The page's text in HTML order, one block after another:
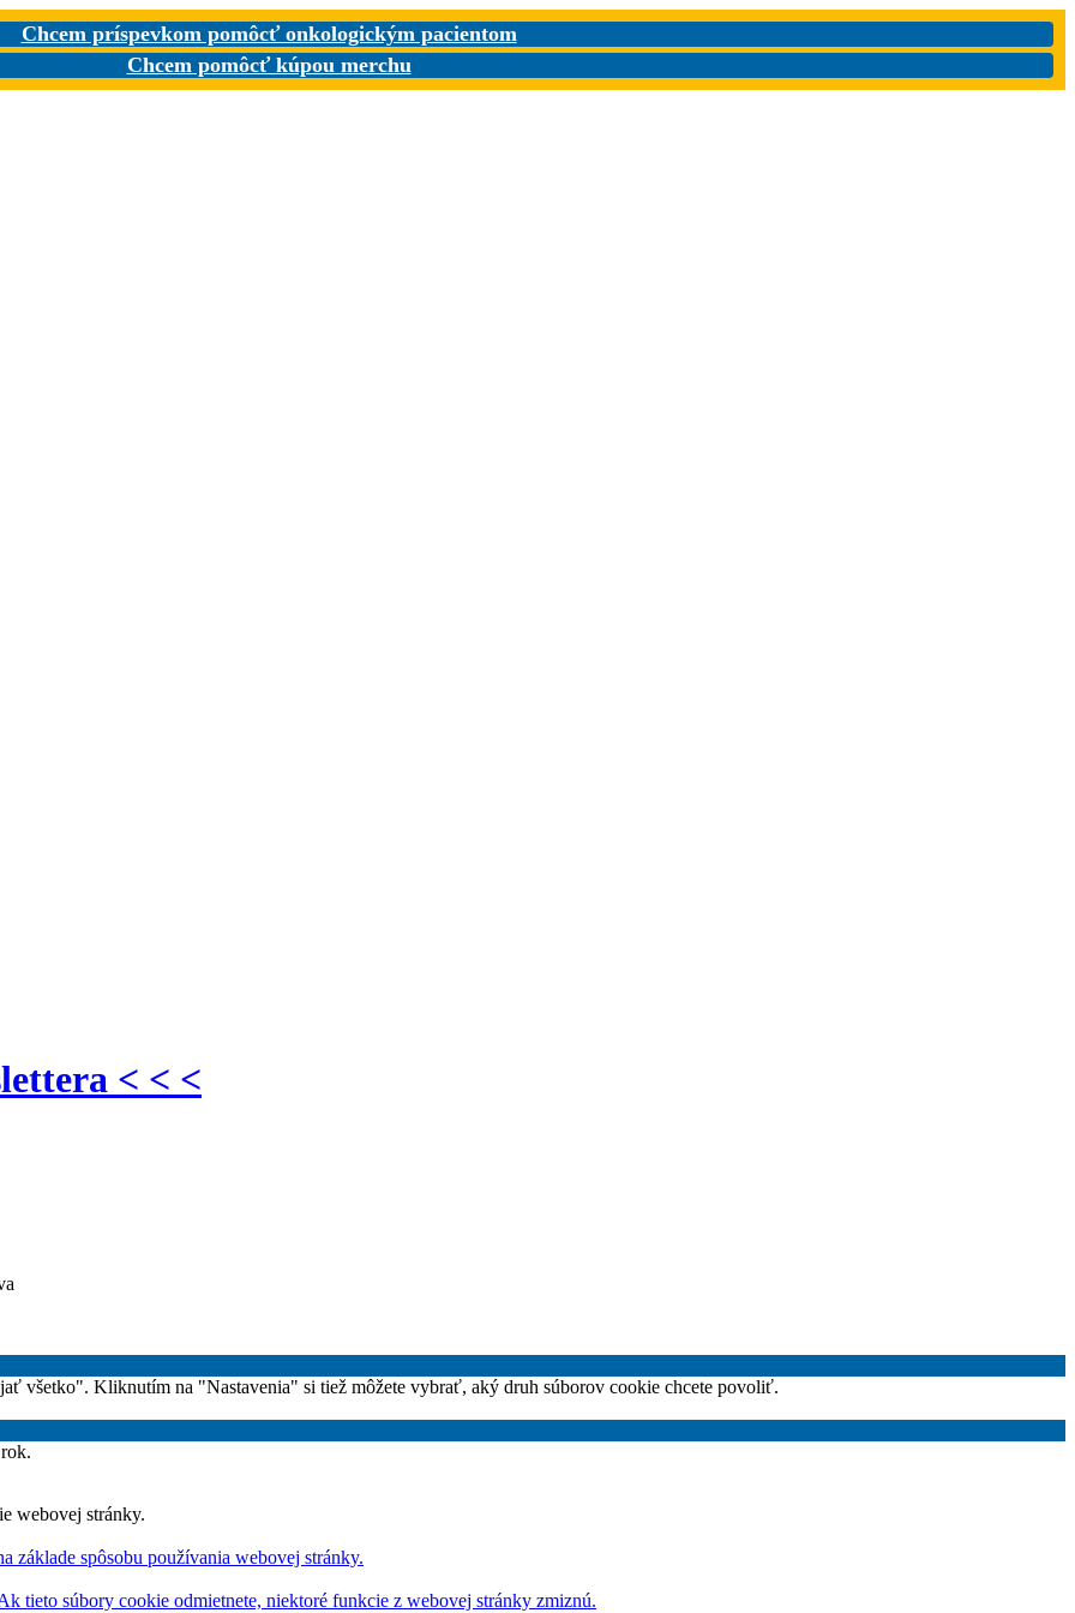
Chcem príspevkom pomôcť onkologickým pacientom
Chcem pomôcť kúpou merchu
< < <
všetko". Kliknutím na "Nastavenia" si tiež môžete vybrať, aký druh súborov cookie chcete povoliť.
webovej stránky.
spôsobu používania webovej stránky.
tieto súbory cookie odmietnete, niektoré funkcie z webovej stránky zmiznú.